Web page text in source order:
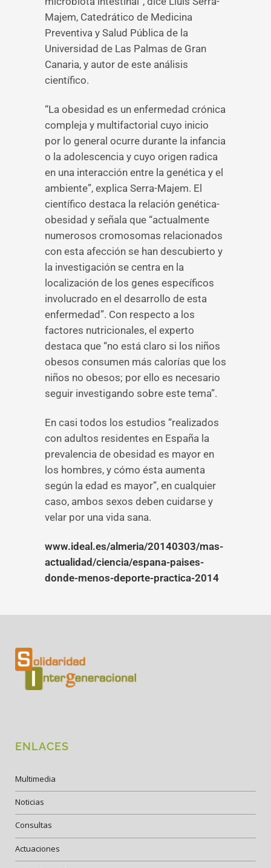
Majem, Catedrático de Medicina
Preventiva y Salud Pública de la
Universidad de Las Palmas de Gran
Canaria, y autor de este análisis
científico.
“La obesidad es un enfermedad crónica
compleja y multifactorial cuyo inicio
por lo general ocurre durante la infancia
o la adolescencia y cuyo origen radica
en una interacción entre la genética y el
ambiente”, explica Serra-Majem. El
científico destaca la relación genética-
obesidad y señala que “actualmente
numerosos cromosomas relacionados
con esta afección se han descubierto y
la investigación se centra en la
localización de los genes específicos
involucrado en el desarrollo de esta
enfermedad”. Con respecto a los
factores nutricionales, el experto
destaca que “no está claro si los niños
obesos consumen más calorías que los
niños no obesos; por ello es necesario
seguir investigando sobre este tema”.
En casi todos los estudios “realizados
con adultos residentes en España la
prevalencia de obesidad es mayor en
los hombres, y cómo ésta aumenta
según la edad es mayor”, en cualquier
caso, ambos sexos deben cuidarse y
velar por una vida sana.
www.ideal.es/almeria/20140303/mas-
actualidad/ciencia/espana-paises-
donde-menos-deporte-practica-2014
ENLACES
Multimedia
Noticias
Consultas
Actuaciones